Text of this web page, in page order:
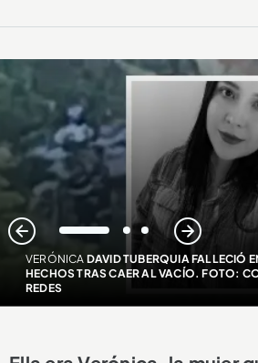
VERÓNICA DAVID TUBERQUIA FALLECIÓ
HECHOS TRAS CAER AL VACÍO. FOTO:
REDES
1 2 3